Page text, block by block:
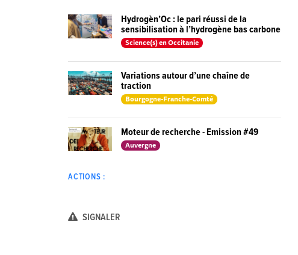
Hydrogèn’Oc : le pari réussi de la
sensibilisation à l’hydrogène bas carbone
Science(s) en Occitanie
Variations autour d’une chaîne de
traction
Bourgogne-Franche-Comté
Moteur de recherche - Emission #49
Auvergne
ACTIONS :
SIGNALER